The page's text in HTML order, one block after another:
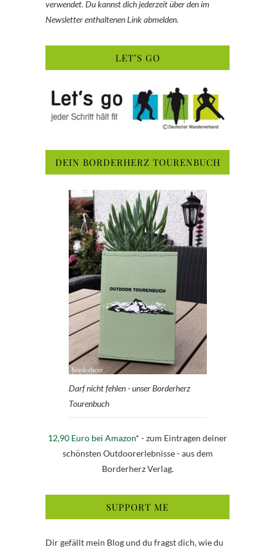
verwendet. Du kannst dich jederzeit über den im
Newsletter enthaltenen Link abmelden.
LET’S GO
DEIN BORDERHERZ TOURENBUCH
Darf nicht fehlen - unser Borderherz
Tourenbuch
12,90 Euro bei Amazon* - zum Eintragen deiner
schönsten Outdoorerlebnisse - aus dem
Borderherz Verlag.
SUPPORT ME
Dir gefällt mein Blog und du fragst dich, wie du